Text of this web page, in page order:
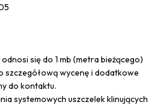
się do 1 mb (metra bieżącego)
szczegółową wycenę i dodatkowe
do kontaktu.
systemowych uszczelek klinujących